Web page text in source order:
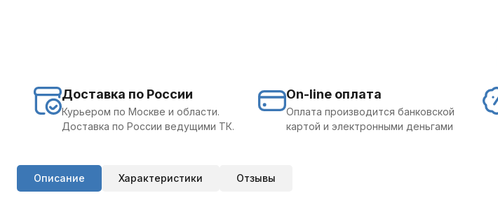
Доставка по России
Курьером по Москве и области.
Доставка по России ведущими ТК.
On-line оплата
Оплата производится банковской
картой и электронными деньгами
Описание Характеристики Отзывы